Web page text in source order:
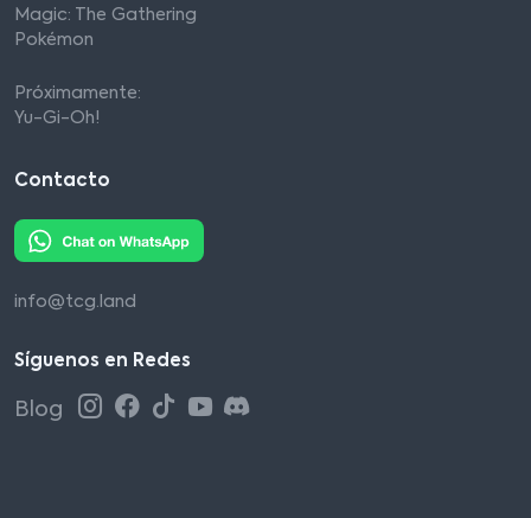
Magic: The Gathering
Pokémon
Próximamente:
Yu-Gi-Oh!
Contacto
info@tcg.land
Síguenos en Redes
Blog